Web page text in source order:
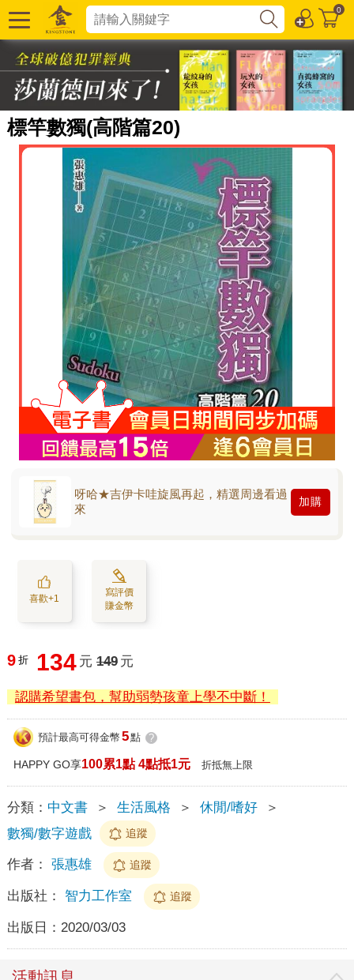
0
標竿數獨(高階篇20)
呀哈★吉伊卡哇旋風再起，精選周邊看過
來
加購
喜歡+1
寫評價
賺金幣
9 折 134 元 149 元
認購希望書包，幫助弱勢孩童上學不中斷！
預計最高可得金幣 5點 ?
HAPPY GO享100累1點 4點抵1元 折抵無上限
分類： 中文書 ＞ 生活風格 ＞ 休閒/嗜好
＞
數獨/數字遊戲
追蹤
作者： 張惠雄 追蹤
出版社： 智力工作室 追蹤
出版日： 2020/03/03
活動訊息